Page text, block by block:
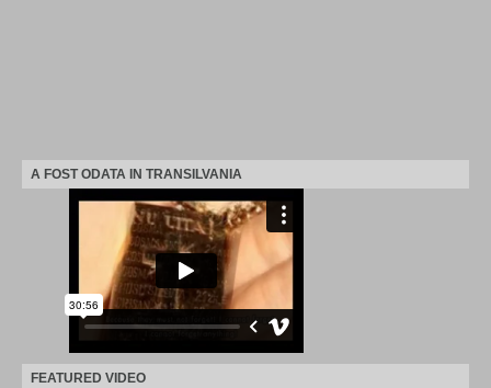
A FOST ODATA IN TRANSILVANIA
FEATURED VIDEO